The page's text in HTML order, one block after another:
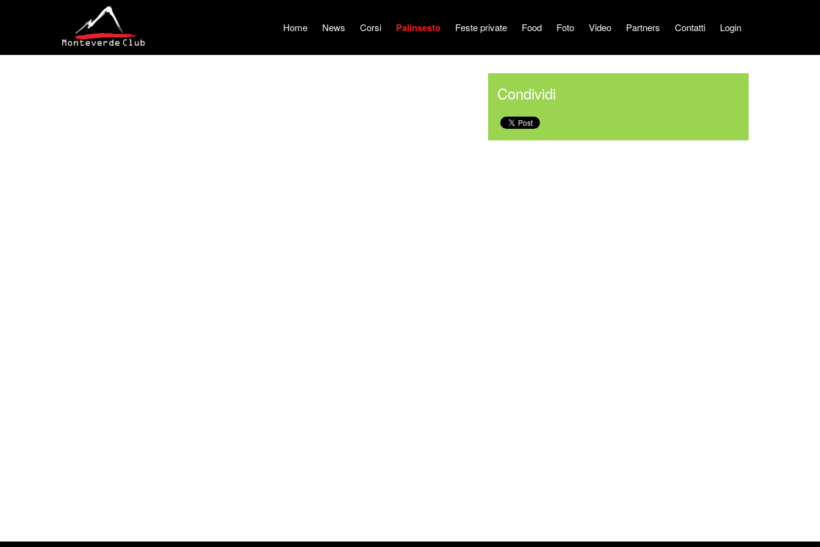
Home News Corsi Palinsesto Feste private Food Foto Video Partners Contatti Login
Condividi